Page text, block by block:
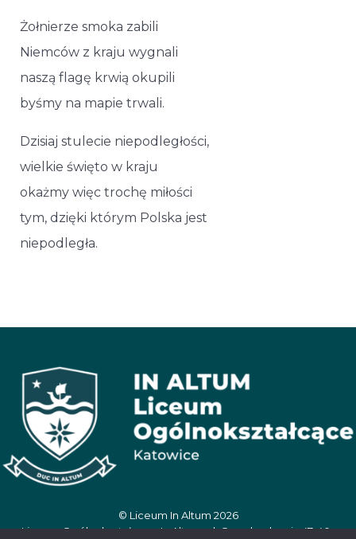
Żołnierze smoka zabili
Niemców z kraju wygnali
naszą flagę krwią okupili
byśmy na mapie trwali.
Dzisiaj stulecie niepodległości,
wielkie święto w kraju
okażmy więc trochę miłości
tym, dzięki którym Polska jest
niepodległa.
© Liceum In Altum 2026
Liceum Ogólnokształcące In Altum, ul. Oswobodzenia 47, 40-